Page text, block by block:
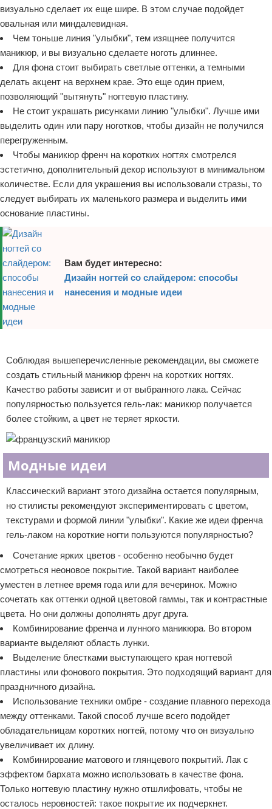
визуально сделает их еще шире. В этом случае подойдет
овальная или миндалевидная.
Чем тоньше линия "улыбки", тем изящнее получится
маникюр, и вы визуально сделаете ноготь длиннее.
Для фона стоит выбирать светлые оттенки, а темными
делать акцент на верхнем крае. Это еще один прием,
позволяющий "вытянуть" ногтевую пластину.
Не стоит украшать рисунками линию "улыбки". Лучше ими
выделить один или пару ноготков, чтобы дизайн не получился
перегруженным.
Чтобы маникюр френч на коротких ногтях смотрелся
эстетично, дополнительный декор используют в минимальном
количестве. Если для украшения вы использовали стразы, то
следует выбирать их маленького размера и выделить ими
основание пластины.
Вам будет интересно:
Дизайн ногтей со слайдером: способы
нанесения и модные идеи
Соблюдая вышеперечисленные рекомендации, вы сможете
создать стильный маникюр френч на коротких ногтях.
Качество работы зависит и от выбранного лака. Сейчас
популярностью пользуется гель-лак: маникюр получается
более стойким, а цвет не теряет яркости.
Модные идеи
Классический вариант этого дизайна остается популярным,
но стилисты рекомендуют экспериментировать с цветом,
текстурами и формой линии "улыбки". Какие же идеи френча
гель-лаком на короткие ногти пользуются популярностью?
Сочетание ярких цветов - особенно необычно будет
смотреться неоновое покрытие. Такой вариант наиболее
уместен в летнее время года или для вечеринок. Можно
сочетать как оттенки одной цветовой гаммы, так и контрастные
цвета. Но они должны дополнять друг друга.
Комбинирование френча и лунного маникюра. Во втором
варианте выделяют область лунки.
Выделение блестками выступающего края ногтевой
пластины или фонового покрытия. Это подходящий вариант для
праздничного дизайна.
Использование техники омбре - создание плавного перехода
между оттенками. Такой способ лучше всего подойдет
обладательницам коротких ногтей, потому что он визуально
увеличивает их длину.
Комбинирование матового и глянцевого покрытий. Лак с
эффектом бархата можно использовать в качестве фона.
Только ногтевую пластину нужно отшлифовать, чтобы не
осталось неровностей: такое покрытие их подчеркнет.